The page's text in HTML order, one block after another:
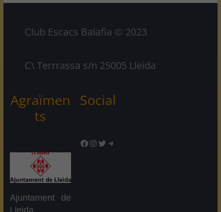
Club Escacs Balafia © 2023
C\ Terrrassa s/n 25005 Lleida
Agraïmen
ts
Ajuntament de
Social
Facebook
Instagram
TwitterTelegram